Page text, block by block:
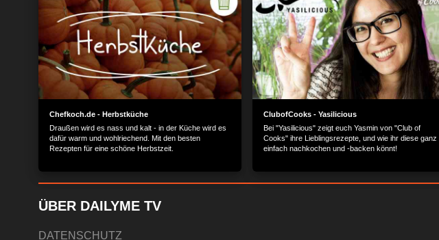
Chefkoch.de - Herbstküche
Draußen wird es nass und kalt - in der Küche wird es
dafür warm und wohlriechend. Mit den besten
Rezepten für eine schöne Herbstzeit.
ClubofCooks - Yasilicious
Bei "Yasilicious" zeigt euch Yasmin von "Club of
Cooks" ihre Lieblingsrezepte, und wie ihr diese ganz
einfach nachkochen und -backen könnt!
ÜBER DAILYME TV
DATENSCHUTZ